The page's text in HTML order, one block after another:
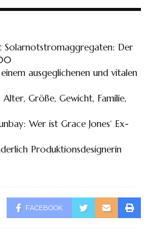
Solarnotstromaggregaten: Der
ausgeglichenen und vitalen
Größe, Gewicht, Familie,
Wer ist Grace Jones‘ Ex-
Produktionsdesignerin
FACEBOOK